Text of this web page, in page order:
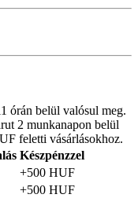
órán belül valósul meg.
2 munkanapon belül
feletti vásárlásokhoz.
Készpénzzel
+500 HUF
+500 HUF